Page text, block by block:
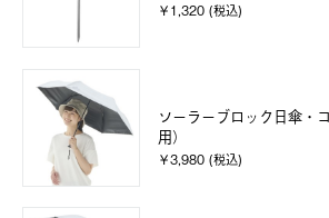
￥1,320 (税込)
ソーラーブロック日傘・
用）
￥3,980 (税込)